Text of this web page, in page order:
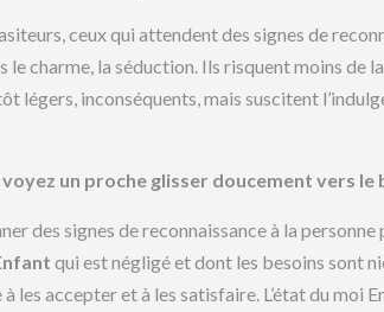
ceux qui attendent des signes de
charme, la séduction. Ils risquent moins de
légers, inconséquents, mais suscitent
un proche glisser doucement vers le
des signes de reconnaissance à la
qui est négligé et dont les besoins sont
les accepter et à les satisfaire. L’état du moi